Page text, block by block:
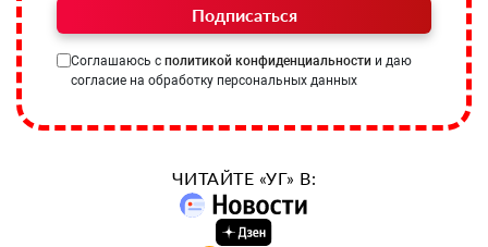
Подписаться
Соглашаюсь с политикой конфиденциальности и даю
согласие на обработку персональных данных
ЧИТАЙТЕ «УГ» В: